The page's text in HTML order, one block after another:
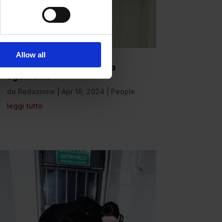
Allow all
Almost famous: Lucrezia
Sgualdino
da Redazione Apr 19, 2024
People
leggi tutto